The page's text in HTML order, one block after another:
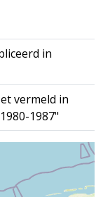
in
vermeld in
1987"